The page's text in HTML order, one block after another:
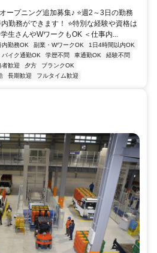
ープニング追加募集♪ ⭐週2～3日の勤務
勤務ができます！ ⭐特別な経験や資格は
生さんやWワークもOK ＜仕事内...
内勤務OK 副業・WワークOK
1日4時間以内OK
バイク通勤OK 学歴不問 車通勤OK
経験不問
者歓迎 夕方
ブランクOK
長期歓迎 フルタイム歓迎